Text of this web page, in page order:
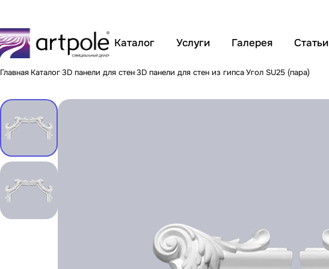
Каталог Услуги Галерея Статьи
Главная Каталог3D панели для стен3D панели для стен из гипсаУгол SU25 (пара)